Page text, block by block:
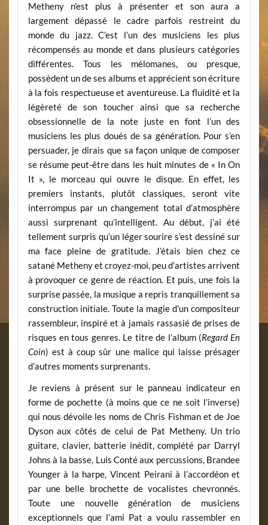
Metheny n’est plus à présenter et son aura a
largement dépassé le cadre parfois restreint du
monde du jazz. C’est l’un des musiciens les plus
récompensés au monde et dans plusieurs catégories
différentes. Tous les mélomanes, ou presque,
possèdent un de ses albums et apprécient son écriture
à la fois respectueuse et aventureuse. La fluidité et la
légèreté de son toucher ainsi que sa recherche
obsessionnelle de la note juste en font l’un des
musiciens les plus doués de sa génération. Pour s’en
persuader, je dirais que sa façon unique de composer
se résume peut-être dans les huit minutes de « In On
It », le morceau qui ouvre le disque. En effet, les
premiers instants, plutôt classiques, seront vite
interrompus par un changement total d’atmosphère
aussi surprenant qu’intelligent. Au début, j’ai été
tellement surpris qu’un léger sourire s’est dessiné sur
ma face pleine de gratitude. J’étais bien chez ce
satané Metheny et croyez-moi, peu d’artistes arrivent
à provoquer ce genre de réaction. Et puis, une fois la
surprise passée, la musique a repris tranquillement sa
construction initiale. Toute la magie d’un compositeur
rassembleur, inspiré et à jamais rassasié de prises de
risques en tous genres. Le titre de l’album (Regard En
Coin) est à coup sûr une malice qui laisse présager
d’autres moments surprenants.
Je reviens à présent sur le panneau indicateur en
forme de pochette (à moins que ce ne soit l’inverse)
qui nous dévoile les noms de Chris Fishman et de Joe
Dyson aux côtés de celui de Pat Metheny. Un trio
guitare, clavier, batterie inédit, complété par Darryl
Johns à la basse, Luis Conté aux percussions, Brandee
Younger à la harpe, Vincent Peirani à l’accordéon et
par une belle brochette de vocalistes chevronnés.
Toute une nouvelle génération de musiciens
exceptionnels que l’ami Pat a voulu rassembler en